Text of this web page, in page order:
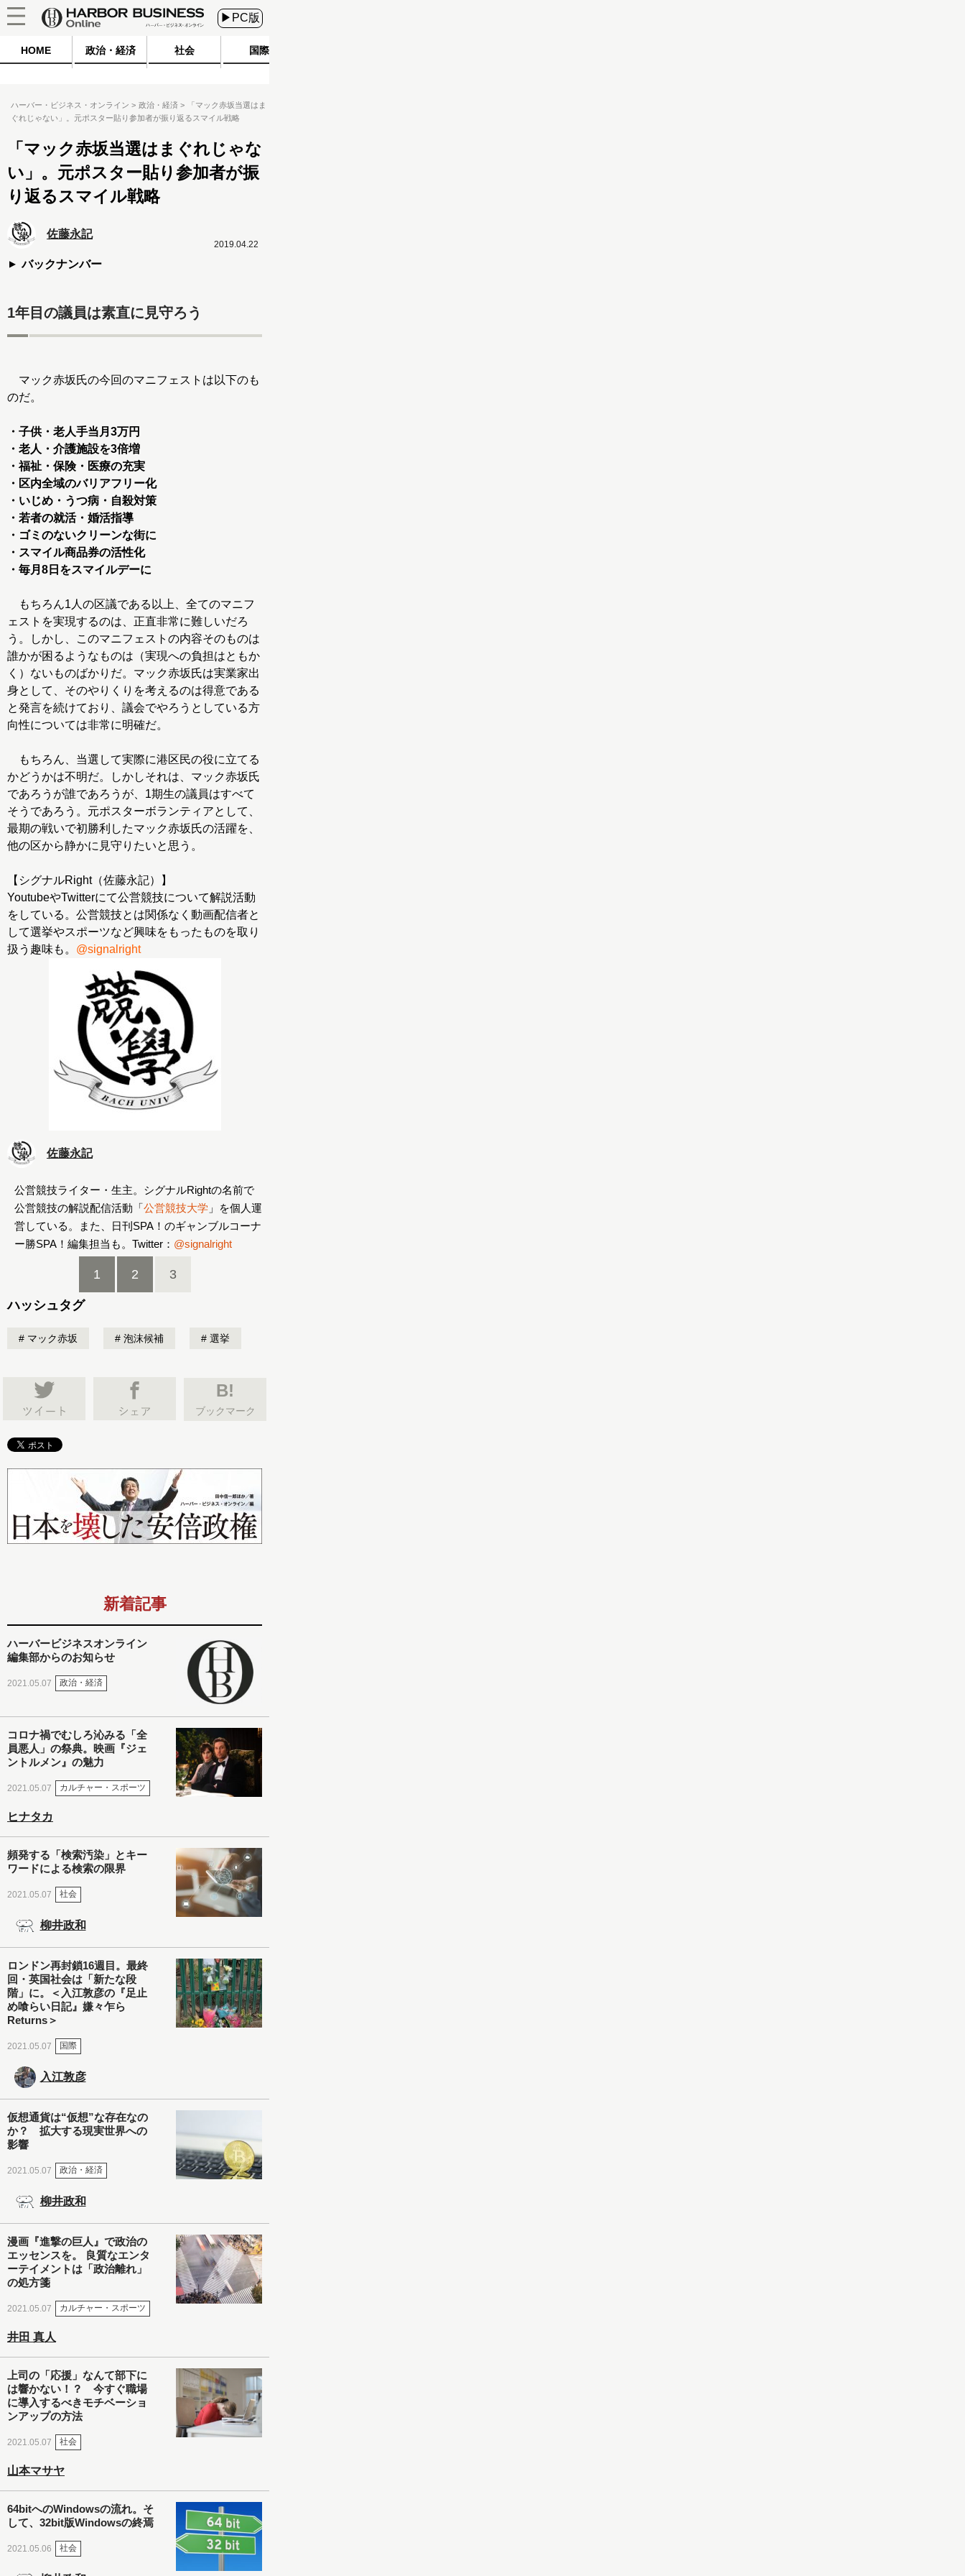
▶PC版
HOME 政治・経済 社会 国際
ハーバー・ビジネス・オンライン 政治・経済
「マック赤坂当選はま
ぐれじゃない」。元ポスター貼り参加者が振り返るスマイル戦略
「マック赤坂当選はまぐれじゃな
い」。元ポスター貼り参加者が振
り返るスマイル戦略
佐藤永記
バックナンバー
2019.04.22
1年目の議員は素直に見守ろう
マック赤坂氏の今回のマニフェストは以下のも
のだ。
・子供・老人手当月3万円
・老人・介護施設を3倍増
・福祉・保険・医療の充実
・区内全域のバリアフリー化
・いじめ・うつ病・自殺対策
・若者の就活・婚活指導
・ゴミのないクリーンな街に
・スマイル商品券の活性化
・毎月8日をスマイルデーに
もちろん1人の区議である以上、全てのマニフ
ェストを実現するのは、正直非常に難しいだろ
う。しかし、このマニフェストの内容そのものは
誰かが困るようなものは（実現への負担はともか
く）ないものばかりだ。マック赤坂氏は実業家出
身として、そのやりくりを考えるのは得意である
と発言を続けており、議会でやろうとしている方
向性については非常に明確だ。
もちろん、当選して実際に港区民の役に立てる
かどうかは不明だ。しかしそれは、マック赤坂氏
であろうが誰であろうが、1期生の議員はすべて
そうであろう。元ポスターボランティアとして、
最期の戦いで初勝利したマック赤坂氏の活躍を、
他の区から静かに見守りたいと思う。
【シグナルRight（佐藤永記）】
YoutubeやTwitterにて公営競技について解説活動
をしている。公営競技とは関係なく動画配信者と
して選挙やスポーツなど興味をもったものを取り
扱う趣味も。 @signalright
佐藤永記
公営競技ライター・生主。シグナルRightの名前で
公営競技の解説配信活動「公営競技大学 」を個人運
営している。また、日刊SPA！のギャンブルコーナ
ー勝SPA！編集担当も。Twitter： @signalright
1 2 3
ハッシュタグ
マック赤坂 泡沫候補 選挙
B!
ブックマーク
新着記事
ハーバービジネスオンライン
編集部からのお知らせ
2021.05.07 政治・経済
コロナ禍でむしろ沁みる「全
員悪人」の祭典。映画『ジェ
ントルメン』の魅力
2021.05.07 カルチャー・スポーツ
ヒナタカ
頻発する「検索汚染」とキー
ワードによる検索の限界
2021.05.07 社会
柳井政和
ロンドン再封鎖16週目。最終
回・英国社会は「新たな段
階」に。＜入江敦彦の『足止
め喰らい日記』嫌々乍ら
Returns＞
2021.05.07 国際
入江敦彦
仮想通貨は“仮想”な存在なの
か？ 拡大する現実世界への
影響
2021.05.07 政治・経済
柳井政和
漫画『進撃の巨人』で政治の
エッセンスを。 良質なエンタ
ーテイメントは「政治離れ」
の処方箋
2021.05.07 カルチャー・スポーツ
井田 真人
上司の「応援」なんて部下に
は響かない！？ 今すぐ職場
に導入するべきモチベーショ
ンアップの方法
2021.05.07 社会
山本マサヤ
64bitへのWindowsの流れ。そ
して、32bit版Windowsの終焉
2021.05.06 社会